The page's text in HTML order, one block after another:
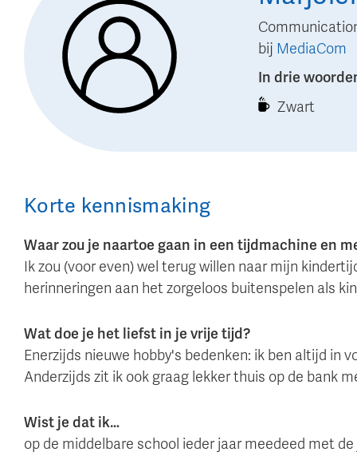
bij MediaCom
In drie
Zwart
Korte kennismaking
Waar zou je naartoe gaan in een tijdmachine en
Ik zou (voor even) wel terug willen naar mijn
herinneringen aan het zorgeloos buitenspelen als
Wat doe je het liefst in je vrije tijd?
Enerzijds nieuwe hobby's bedenken: ik ben altijd in
Anderzijds zit ik ook graag lekker thuis op de bank
Wist je dat ik…
op de middelbare school ieder jaar meedeed met